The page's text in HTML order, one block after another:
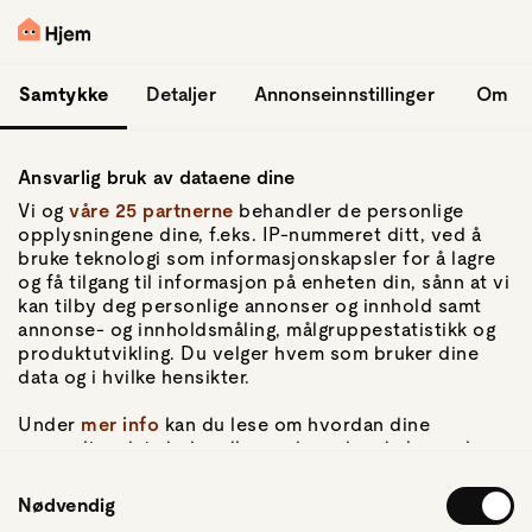
Samtykke Detaljer Annonseinnstillinger Om
Ansvarlig bruk av dataene dine
Vi og våre 25 partnerne behandler de personlige
opplysningene dine, f.eks. IP-nummeret ditt, ved å
bruke teknologi som informasjonskapsler for å lagre
og få tilgang til informasjon på enheten din, sånn at vi
kan tilby deg personlige annonser og innhold samt
annonse- og innholdsmåling, målgruppestatistikk og
produktutvikling. Du velger hvem som bruker dine
data og i hvilke hensikter.
Under mer info kan du lese om hvordan dine
personlige data behandles og hvordan du kan velge
trekke tilbake ditt samtykke fra erklæringen om
informasjonskapsler.
Nødvendig
Gå til forsiden
Om Hjem
Om oss
Kundeservice
Artikler
Personvern